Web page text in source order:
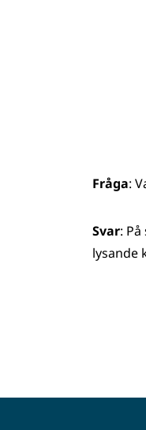
Fråga:
Svar:
lysande